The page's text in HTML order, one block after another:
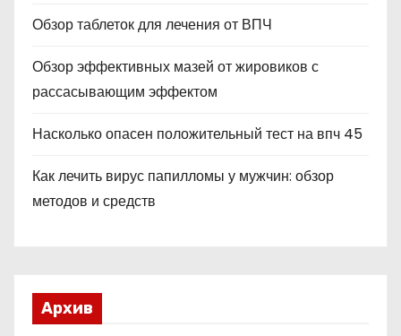
Обзор таблеток для лечения от ВПЧ
Обзор эффективных мазей от жировиков с
рассасывающим эффектом
Насколько опасен положительный тест на впч 45
Как лечить вирус папилломы у мужчин: обзор
методов и средств
Архив